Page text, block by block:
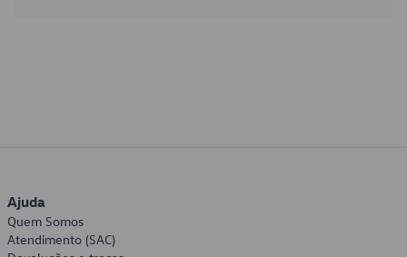
Ajuda
Quem Somos
Atendimento (SAC)